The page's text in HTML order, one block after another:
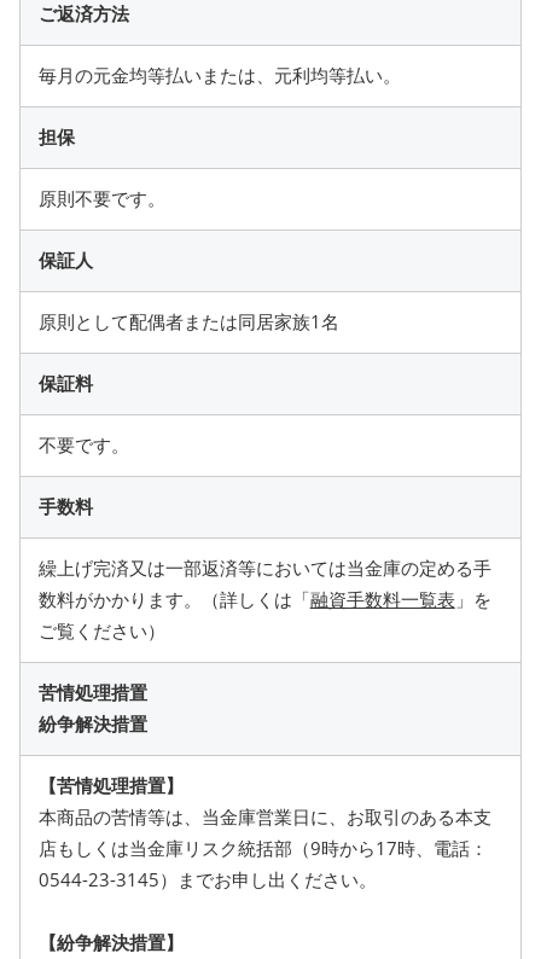
ご返済方法
毎月の元金均等払いまたは、元利均等払い。
担保
原則不要です。
保証人
原則として配偶者または同居家族1名
保証料
不要です。
手数料
繰上げ完済又は一部返済等においては当金庫の定める手
数料がかかります。（詳しくは「融資手数料一覧表」を
ご覧ください）
苦情処理措置
紛争解決措置
【苦情処理措置】
本商品の苦情等は、当金庫営業日に、お取引のある本支
店もしくは当金庫リスク統括部（9時から17時、電話：
0544-23-3145）までお申し出ください。
【紛争解決措置】